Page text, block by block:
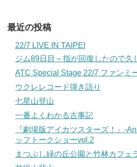
最近の投稿
22/7 LIVE IN TAIPEI
ジム89日目～指が回復したので久
ATC Special Stage 22/7 ファンミ
ウクレレコード弾き語り
七星山登山
一番よくわかる古事記
『劇場版アイカツスターズ！』-
ッフトークショーvol.2
まつぶし緑の丘公園と竹林カフェ